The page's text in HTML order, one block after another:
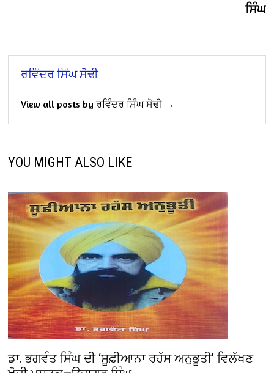
ਸਿੰਘ
ਰਵਿੰਦਰ ਸਿੰਘ ਸੋਢੀ
View all posts by ਰਵਿੰਦਰ ਸਿੰਘ ਸੋਢੀ →
YOU MIGHT ALSO LIKE
ਡਾ. ਭਗਵੰਤ ਸਿੰਘ ਦੀ ‘ਸੂਫ਼ੀਆਨਾ ਰਹੱਸ ਅਨੁਭੂਤੀ’ ਵਿਲੱਖਣ